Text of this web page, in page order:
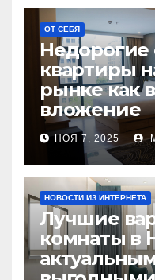
ОТ СЕБЯ
квартиры
рынке как
вложение
НОЯ 7, 2025
НОВОСТИ ИЗ ИНТЕРНЕТА
Лучшие
комнаты в